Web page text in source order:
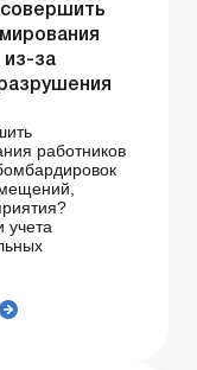
из-за
работников
учета